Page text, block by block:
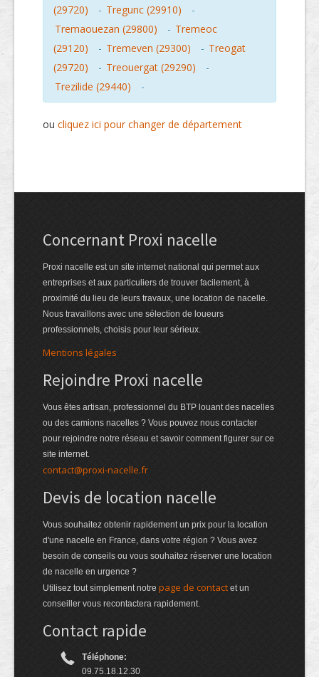
(29720)
- Tregunc (29910)
-
Tremaouezan (29800)
- Tremeoc
(29120)
- Tremeven (29300) - Treogat
(29720)
- Treouergat (29290)
-
Trezilide (29440)
-
ou cliquez ici pour changer de département
Concernant Proxi nacelle
Proxi nacelle est un site internet national qui permet aux
entreprises et aux particuliers de trouver facilement, à
proximité du lieu de leurs travaux, une location de nacelle.
Nous travaillons avec une sélection de loueurs
professionnels, choisis pour leur sérieux.
Mentions légales
Rejoindre Proxi nacelle
Vous êtes artisan, professionnel du BTP louant des nacelles
ou des camions nacelles ? Vous pouvez nous contacter
pour rejoindre notre réseau et savoir comment figurer sur ce
site internet.
contact@proxi-nacelle.fr
Devis de location nacelle
Vous souhaitez obtenir rapidement un prix pour la location
d'une nacelle en France, dans votre région ? Vous avez
besoin de conseils ou vous souhaitez réserver une location
de nacelle en urgence ?
Utilisez tout simplement notre page de contact et un
conseiller vous recontactera rapidement.
Contact rapide
Téléphone:
09.75.18.12.30